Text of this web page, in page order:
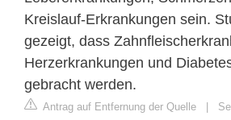
Kreislauf-Erkrankungen sein.
gezeigt, dass
Herzerkrankungen und
gebracht werden.
Antrag auf Entfernung der Quelle |